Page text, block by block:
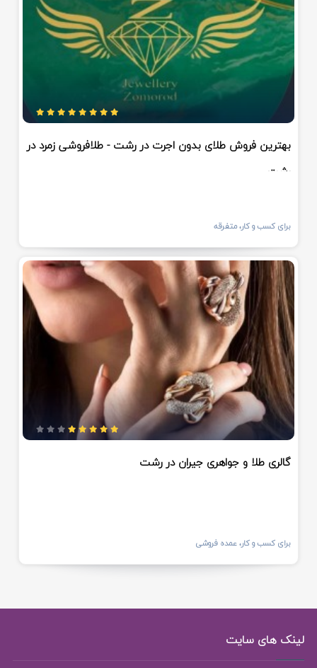
بهترین فروش طلای بدون اجرت در رشت - طلافروشی زمرد در
رشت
برای کسب و کار، متفرقه
گالری طلا و جواهری جیران در رشت
برای کسب و کار، عمده فروشی
لینک های سایت